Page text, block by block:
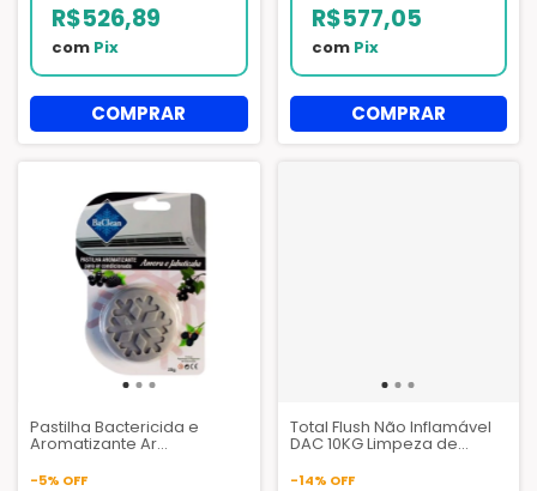
R$526,89
com Pix
R$577,05
com Pix
Pastilha Bactericida e
Aromatizante Ar
(25g) - Elimina Fungos e
-5% OFF
Total Flush Não Inflamável
DAC 10KG Limpeza de
Sistemas Ar Condicionado
- Quimital
-14% OFF